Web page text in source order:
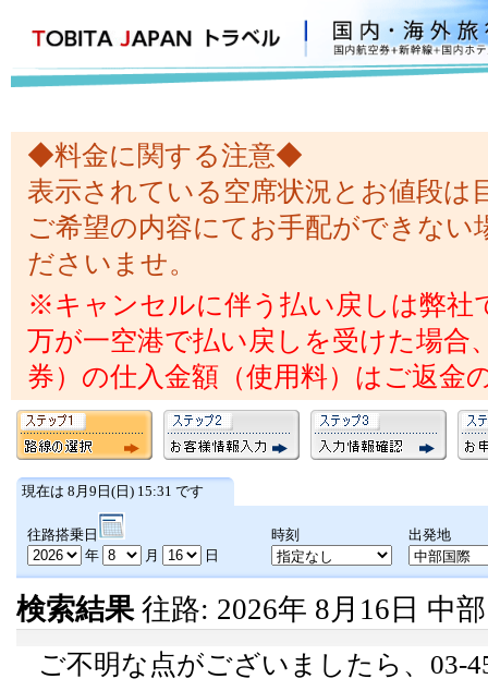
◆料金に関する注意◆
表示されている空席状況とお値段
ご希望の内容にてお手配ができな
ださいませ。
※キャンセルに伴う払い戻しは弊社
万が一空港で払い戻しを受けた場合
券）の仕入金額（使用料）はご返金
現在は 8月9日(日) 15:31 です
往路搭乗日
年
月 日
時刻 出発地
検索結果往路: 2026年 8月16日 中
ご不明な点がございましたら、03-